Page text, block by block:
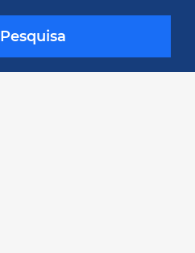
Pesquisa